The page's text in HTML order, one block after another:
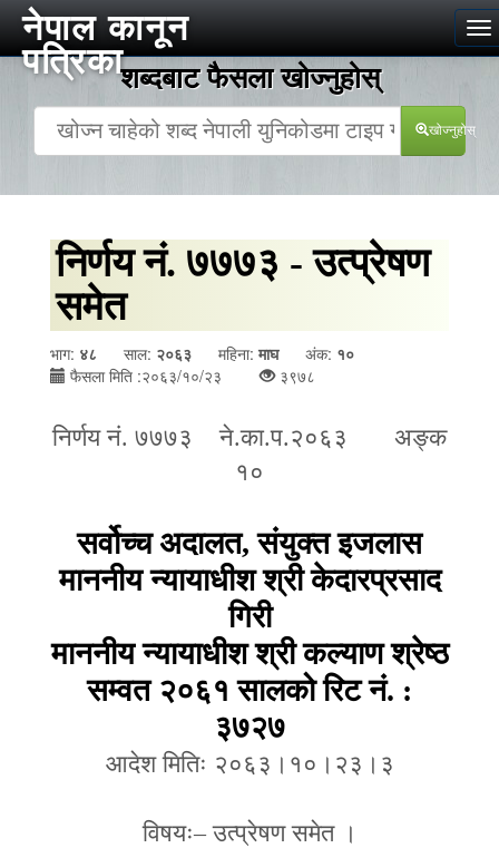
नेपाल कानून
पत्रिकाशब्दबाट फैसला खोज्‍नुहोस्
खोज्‍नुहोस्
निर्णय नं. ७७७३ - उत्प्रेषण
समेत
भाग: ४८ साल: २०६३ महिना:माघ अंक: १०
फैसला मिति :२०६३/१०/२३
३९७८
निर्णय नं. ७७७३ ने.का.प.२०६३ अङ्क
१०
सर्वोच्च अदालत, संयुक्त इजलास
माननीय न्यायाधीश श्री केदारप्रसाद
गिरी
माननीय न्यायाधीश श्री कल्याण श्रेष्ठ
सम्वत २०६१ सालको रिट नं. :
३७२७
आदेश मितिः २०६३।१०।२३।३
विषयः–उत्प्रेषण समेत ।